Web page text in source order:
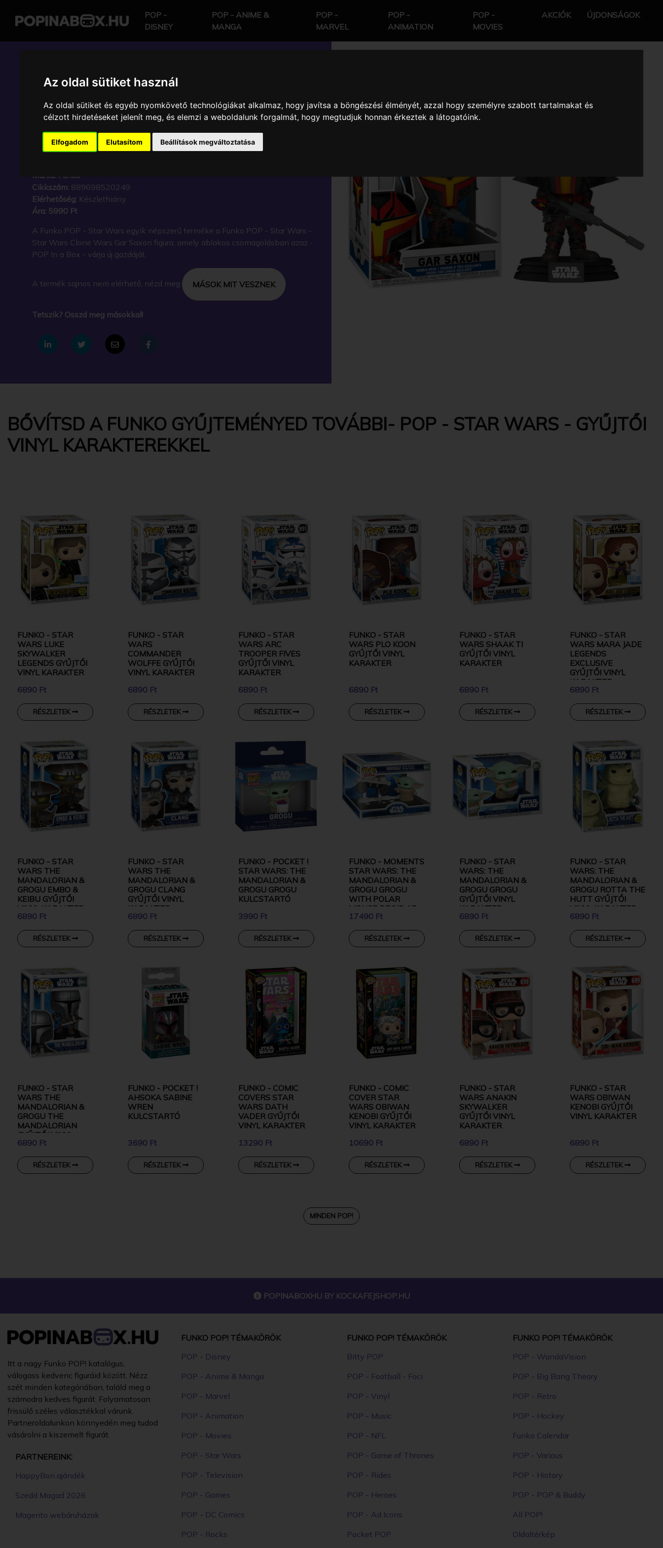
Az oldal sütiket használ
Az oldal sütiket és egyéb nyomkövető technológiákat alkalmaz, hogy javítsa a böngészési élményét, azzal hogy személyre szabott tartalmakat és
célzott hirdetéseket jelenít meg, és elemzi a weboldalunk forgalmát, hogy megtudjuk honnan érkeztek a látogatóink.
Elfogadom Elutasítom Beállítások megváltoztatása
POP -
DISNEY
POP - ANIME &
MANGA
POP -
MARVEL
POP -
ANIMATION
POP -
MOVIES
AKCIÓK ÚJDONSÁGOK
POP IN A BOX HU
FUNKO POP - STAR WARS - STAR
WARS CLONE WARS GAR SAXON
FIGURA
Márka: Funko
Cikkszám: 889698520249
Elérhetőség: Készlethiány
Ára: 5990 Ft
A Funko POP - Star Wars egyik népszerű terméke a Funko POP - Star Wars -
Star Wars Clone Wars Gar Saxon figura, amely ablakos csomagolásban azaz -
POP In a Box - várja új gazdáját.
A termék sajnos nem elérhető, nézd meg MÁSOK MIT VESZNEK
Tetszik? Osszd meg másokkal!
BŐVÍTSD A FUNKO GYŰJTEMÉNYED TOVÁBBI- POP - STAR WARS - GYŰJTŐI
VINYL KARAKTEREKKEL
FUNKO - STAR
WARS LUKE
SKYWALKER
LEGENDS GYŰJTŐI
VINYL KARAKTER
6890 Ft
RÉSZLETEK
FUNKO - STAR
WARS
COMMANDER
WOLFFE GYŰJTŐI
VINYL KARAKTER
6890 Ft
RÉSZLETEK
FUNKO - STAR
WARS ARC
TROOPER FIVES
GYŰJTŐI VINYL
KARAKTER
6890 Ft
RÉSZLETEK
FUNKO - STAR
WARS PLO KOON
GYŰJTŐI VINYL
KARAKTER
6890 Ft
RÉSZLETEK
FUNKO - STAR
WARS SHAAK TI
GYŰJTŐI VINYL
KARAKTER
6890 Ft
RÉSZLETEK
FUNKO - STAR
WARS MARA JADE
LEGENDS
EXCLUSIVE
GYŰJTŐI VINYL
KARAKTER
6890 Ft
RÉSZLETEK
FUNKO - STAR
WARS THE
MANDALORIAN &
GROGU EMBO &
KEIBU GYŰJTŐI
VINYL KARAKTER
6890 Ft
RÉSZLETEK
FUNKO - STAR
WARS THE
MANDALORIAN &
GROGU CLANG
GYŰJTŐI VINYL
KARAKTER
6890 Ft
RÉSZLETEK
FUNKO - POCKET !
STAR WARS: THE
MANDALORIAN &
GROGU GROGU
KULCSTARTÓ
3990 Ft
RÉSZLETEK
FUNKO - MOMENTS
STAR WARS: THE
MANDALORIAN &
GROGU GROGU
WITH POLAR
MOUSE DROID 15
CM GYŰJTŐI VINYL
17490 Ft
RÉSZLETEK
FUNKO - STAR
WARS: THE
MANDALORIAN &
GROGU GROGU
GYŰJTŐI VINYL
KARAKTER
6890 Ft
RÉSZLETEK
FUNKO - STAR
WARS: THE
MANDALORIAN &
GROGU ROTTA THE
HUTT GYŰJTŐI
VINYL KARAKTER
6890 Ft
RÉSZLETEK
FUNKO - STAR
WARS THE
MANDALORIAN &
GROGU THE
MANDALORIAN
GYŰJTŐI VINYL
KARAKTER
6890 Ft
RÉSZLETEK
FUNKO - POCKET !
AHSOKA SABINE
WREN
KULCSTARTÓ
3690 Ft
RÉSZLETEK
FUNKO - COMIC
COVERS STAR
WARS DATH
VADER GYŰJTŐI
VINYL KARAKTER
13290 Ft
RÉSZLETEK
FUNKO - COMIC
COVER STAR
WARS OBIWAN
KENOBI GYŰJTŐI
VINYL KARAKTER
10690 Ft
RÉSZLETEK
FUNKO - STAR
WARS ANAKIN
SKYWALKER
GYŰJTŐI VINYL
KARAKTER
6890 Ft
RÉSZLETEK
FUNKO - STAR
WARS OBIWAN
KENOBI GYŰJTŐI
VINYL KARAKTER
6890 Ft
RÉSZLETEK
MINDEN POP!
POPINABOXHU BY KOCKAFEJSHOP.HU
Itt a nagy Funko POP! katalógus,
válogass kedvenc figuráid között. Nézz
szét minden kategóriában, találd meg a
számodra kedves figurát. Folyamatosan
frissülő széles választékkal várunk.
Partneroldalunkon könnyedén meg tudod
vásárolni a kiszemelt figurát.
PARTNEREINK:
HappyBon ajándék
Szedd Magad 2026
Magento webáruházak
FUNKO POP! TÉMAKÖRÖK
POP - Disney
POP - Anime & Manga
POP - Marvel
POP - Animation
POP - Movies
POP - Star Wars
POP - Television
POP - Games
POP - DC Comics
POP - Rocks
FUNKO POP! TÉMAKÖRÖK
Bitty POP
POP - Football - Foci
POP - Vinyl
POP - Music
POP - NFL
POP - Game of Thrones
POP - Rides
POP - Heroes
POP - Ad Icons
Pocket POP
FUNKO POP! TÉMAKÖRÖK
POP - WandaVision
POP - Big Bang Theory
POP - Retro
POP - Hockey
Funko Calendar
POP - Various
POP - History
POP - POP & Buddy
All POP!
Oldaltérkép